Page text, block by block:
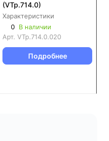
(VTp.714.0)
Характеристики
0 В наличии
Арт. VTp.714.0.020
Подробнее